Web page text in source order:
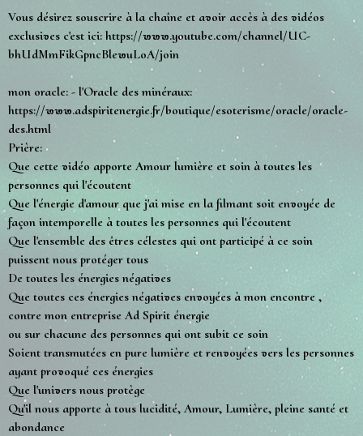
Vous désirez souscrire à la chaîne et avoir accès à des vidéos
exclusives c'est ici: https://www.youtube.com/channel/UC-
bhUdMmFikGpncBlewuLoA/join
mon oracle: - l'Oracle des minéraux:
https://www.adspiritenergie.fr/boutique/esoterisme/oracle/oracle-
des.html
Prière:
Que cette vidéo apporte Amour lumière et soin à toutes les
personnes qui l'écoutent
Que l'énergie d'amour que j'ai mise en la filmant soit envoyée de
façon intemporelle à toutes les personnes qui l'écoutent
Que l'ensemble des êtres célestes qui ont participé à ce soin
puissent nous protéger tous
De toutes les énergies négatives
Que toutes ces énergies négatives envoyées à mon encontre ,
contre mon entreprise Ad Spirit énergie
ou sur chacune des personnes qui ont subit ce soin
Soient transmutées en pure lumière et renvoyées vers les personnes
ayant provoqué ces énergies
Que l'univers nous protège
Qu'il nous apporte à tous lucidité, Amour, Lumière, pleine santé et
abondance